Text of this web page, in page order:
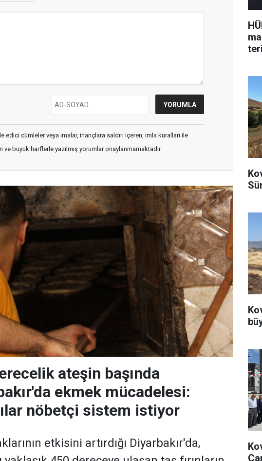
edici cümleler veya imalar, inançlara saldırı içeren, imla kuralları ile
ve büyük harflerle yazılmış yorumlar onaylanmamaktadır.
ateşin başında
ekmek mücadelesi:
nöbetçi sistem istiyor
etkisini artırdığı Diyarbakır'da,